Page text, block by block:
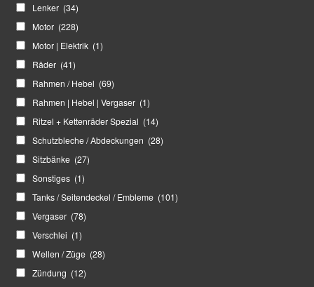
Lenker (34)
Motor (228)
Motor | Elektrik (1)
Räder (41)
Rahmen / Hebel (69)
Rahmen | Hebel | Vergaser (1)
Ritzel + Kettenräder Spezial (14)
Schutzbleche / Abdeckungen (28)
Sitzbänke (27)
Sonstiges (1)
Tanks / Seitendeckel / Embleme (101)
Vergaser (78)
Verschlei (1)
Wellen / Züge (28)
Zündung (12)